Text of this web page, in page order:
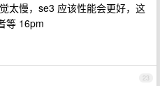
太慢，se3 应该性能会更好，这
等 16pm
23